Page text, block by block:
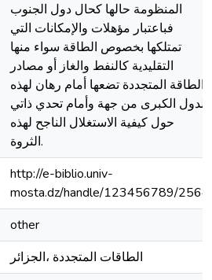
المنظومة حالها كحال دول الجنوب
فباعتبار مؤهلات والإمكانات التي
تمتلكها بخصوص الطاقة سواء منها
التقليدية كالنفط والغاز أو مصادر
الطاقة المتجددة تضعها أمام رهان لهذه
الدول الكبرى من جهة وأمام تحدي ذاتي
حول كيفية الاستغلال الناجح لهذه
الثروة.
http://e-biblio.univ-
mosta.dz/handle/123456789/2564
other
الطاقات المتجددة ،الجزائر